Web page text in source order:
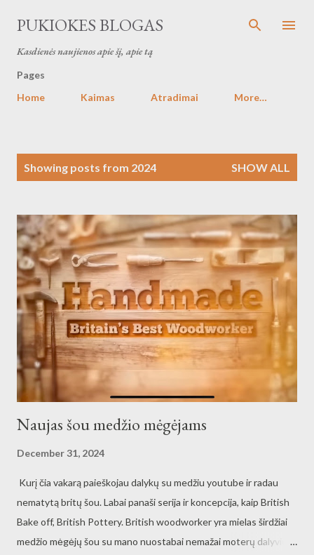
Skip to main content
PUKIOKES BLOGAS
Kasdienės naujienos apie šį, apie tą
Pages
Home
Kaimas Atradimai More…
Showing posts from 2024 SHOW ALL
Naujas šou medžio mėgėjams
December 31, 2024
Kurį čia vakarą paieškojau dalykų su medžiu youtube ir radau
nematytą britų šou. Labai panaši serija ir koncepcija, kaip British
Bake off, British Pottery. British woodworker yra mielas širdžiai
medžio mėgėjų šou su mano nuostabai nemažai moterų dalyvių ir